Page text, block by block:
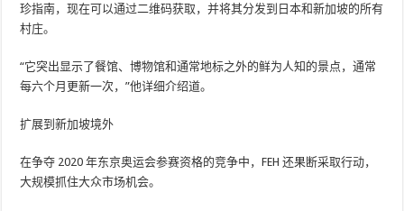
珍指南，现在可以通过二维码获取，并将其分发到日本和新加坡的所有
村庄。
“它突出显示了餐馆、博物馆和通常地标之外的鲜为人知的景点，通常
每六个月更新一次，”他详细介绍道。
扩展到新加坡境外
在争夺 2020 年东京奥运会参赛资格的竞争中，FEH 还果断采取行动，
大规模抓住大众市场机会。